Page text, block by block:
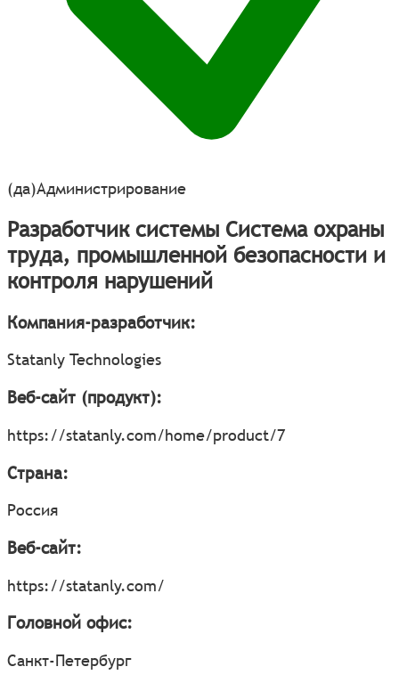
(да)Администрирование
Разработчик системы Система охраны
труда, промышленной безопасности и
контроля нарушений
Компания-разработчик:
Statanly Technologies
Веб-сайт (продукт):
https://statanly.com/home/product/7
Страна:
Россия
Веб-сайт:
https://statanly.com/
Головной офис:
Санкт-Петербург